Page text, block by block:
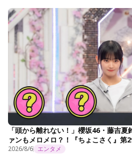
「頭から離れない！」櫻坂46・藤吉
ァンもメロメロ？！『ちょこさく』第
2026/8/6 エンタメ